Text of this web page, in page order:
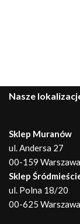
Nasze
Sklep Muranów
ul. Andersa 27
00-159 Warszawa
Sklep
ul. Polna 18/20
00-625 Warszawa